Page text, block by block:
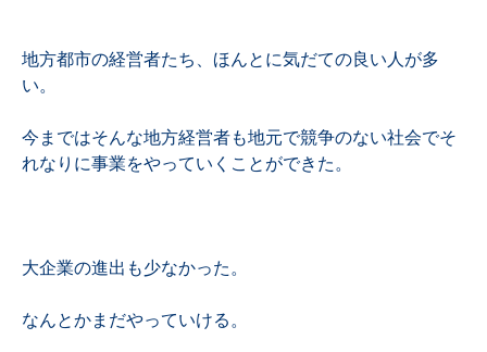
地方都市の経営者たち、ほんとに気だての良い人が多
い。
今まではそんな地方経営者も地元で競争のない社会でそ
れなりに事業をやっていくことができた。
大企業の進出も少なかった。
なんとかまだやっていける。